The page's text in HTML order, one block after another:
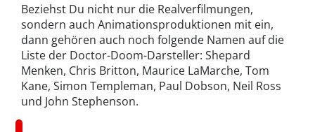
Beziehst Du nicht nur die Realverfilmungen,
sondern auch Animationsproduktionen mit ein,
dann gehören auch noch folgende Namen auf die
Liste der Doctor-Doom-Darsteller: Shepard
Menken, Chris Britton, Maurice LaMarche, Tom
Kane, Simon Templeman, Paul Dobson, Neil Ross
und John Stephenson.